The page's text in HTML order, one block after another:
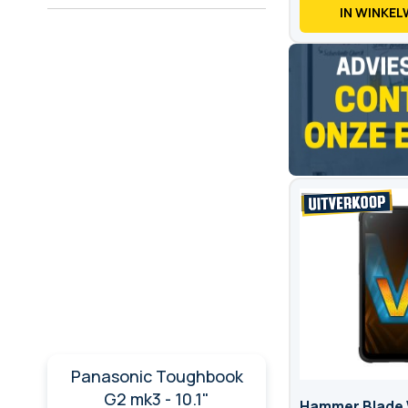
IN
Panasonic Toughbook
G2 mk3 - 10.1"